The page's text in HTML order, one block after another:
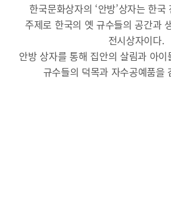
한국문화상자의 ‘안방’상자는 한
주제로 한국의 옛 규수들의 공간과
전시상자이다.
안방 상자를 통해 집안의 살림과 아
규수들의 덕목과 자수공예품을